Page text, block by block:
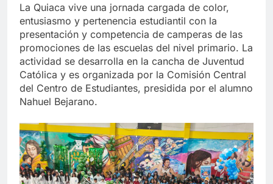
La Quiaca vive una jornada cargada de color,
entusiasmo y pertenencia estudiantil con la
presentación y competencia de camperas de las
promociones de las escuelas del nivel primario. La
actividad se desarrolla en la cancha de Juventud
Católica y es organizada por la Comisión Central
del Centro de Estudiantes, presidida por el alumno
Nahuel Bejarano.